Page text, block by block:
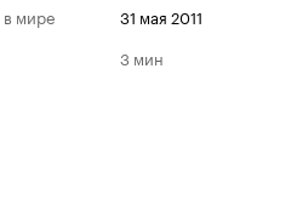
мире
31 мая 2011
3 мин